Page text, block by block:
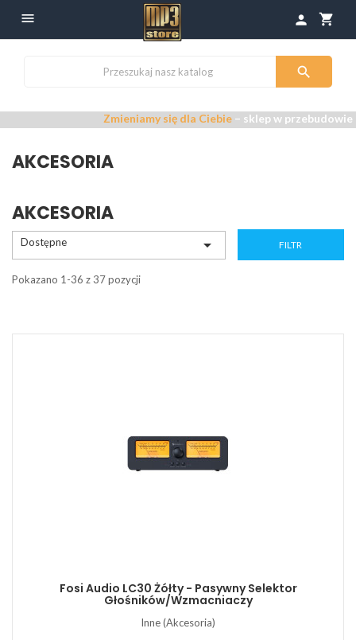
 shopping_cart
person

Zmieniamy się dla Ciebie– sklep w przebudowie –
AKCESORIA
AKCESORIA
Dostępne  FILTR
Pokazano 1-36 z 37 pozycji
Fosi Audio LC30 Żółty - Pasywny Selektor
Głośników/Wzmacniaczy
Inne (Akcesoria)